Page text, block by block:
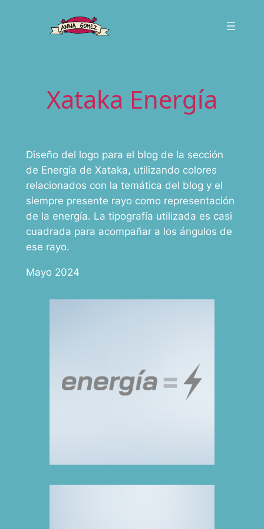
Xataka Energía
Diseño del logo para el blog de la sección
de Energía de Xataka, utilizando colores
relacionados con la temática del blog y el
siempre presente rayo como representación
de la energía. La tipografía utilizada es casi
cuadrada para acompañar a los ángulos de
ese rayo.
Mayo 2024